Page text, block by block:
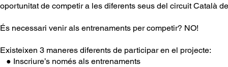
oportunitat de competir a les diferents seus del circuit Català
És necessari venir als entrenaments per competir? NO!
Existeixen 3 maneres diferents de participar en el projecte:
● Inscriure’s només als entrenaments